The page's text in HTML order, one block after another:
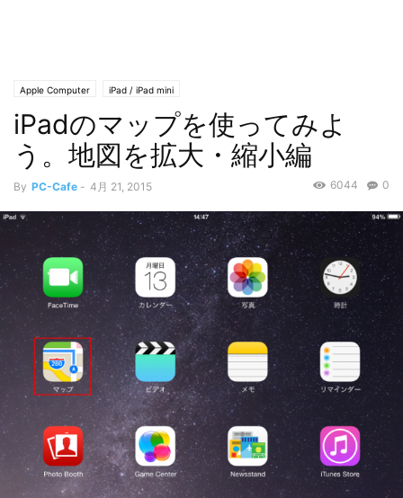
Apple Computer iPad / iPad mini
iPadのマップを使ってみよ
う。地図を拡大・縮小編
By PC-Cafe - 4月 21, 2015 0
6044